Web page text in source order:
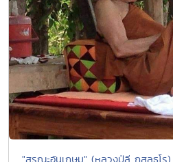
."สรณะอันเกษม" (หลวงปู่ลี กุสลธโร)